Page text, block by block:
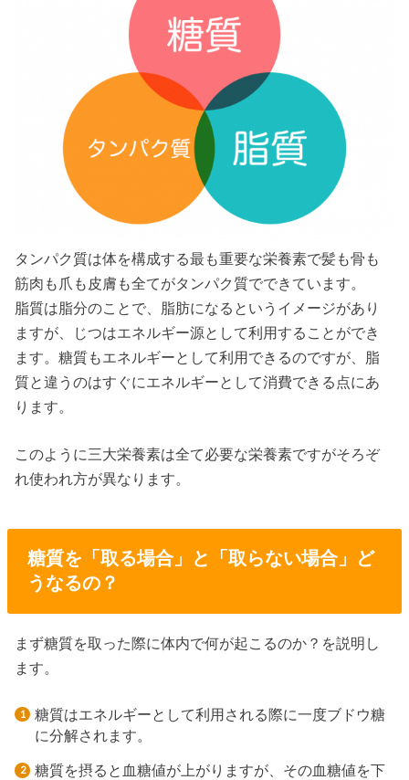
タンパク質は体を構成する最も重要な栄養素で髪も骨も
筋肉も爪も皮膚も全てがタンパク質でできています。
脂質は脂分のことで、脂肪になるというイメージがあり
ますが、じつはエネルギー源として利用することができ
ます。糖質もエネルギーとして利用できるのですが、脂
質と違うのはすぐにエネルギーとして消費できる点にあ
ります。
このように三大栄養素は全て必要な栄養素ですがそろぞ
れ使われ方が異なります。
糖質を「取る場合」と「取らない場合」ど
うなるの？
まず糖質を取った際に体内で何が起こるのか？を説明し
ます。
糖質はエネルギーとして利用される際に一度ブドウ糖
に分解されます。
糖質を摂ると血糖値が上がりますが、その血糖値を下